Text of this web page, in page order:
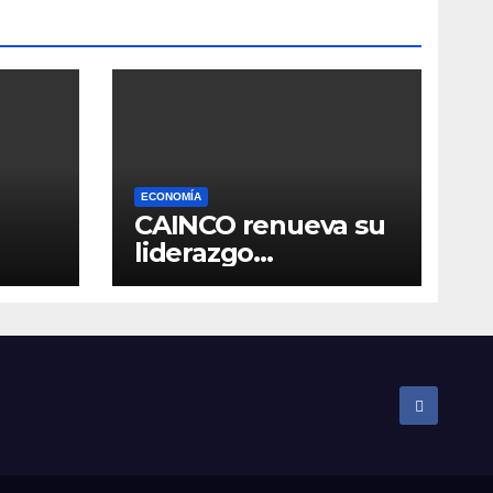
en
ECONOMÍA
CAINCO renueva su
liderazgo
institucional y
Antelo para una